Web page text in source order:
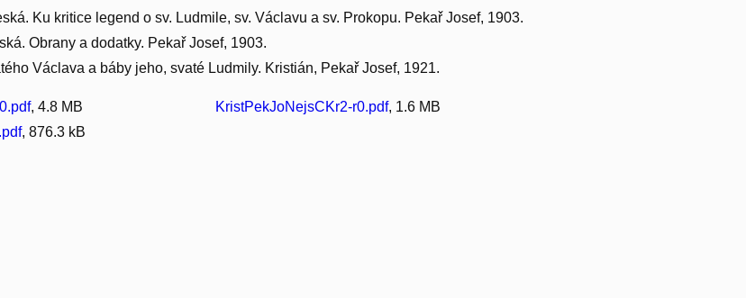
Ku kritice legend o sv. Ludmile, sv. Václavu a sv. Prokopu. Pekař Josef, 1903.
Obrany a dodatky. Pekař Josef, 1903.
Václava a báby jeho, svaté Ludmily. Kristián, Pekař Josef, 1921.
, 4.8 MB KristPekJoNejsCKr2-r0.pdf, 1.6 MB
, 876.3 kB